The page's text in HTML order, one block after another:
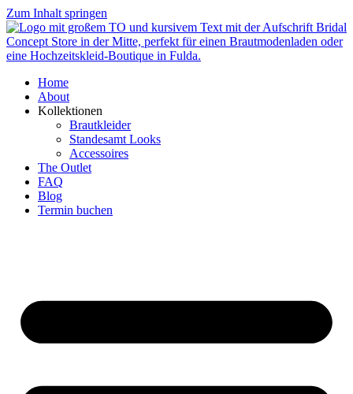
Zum Inhalt springen
Home
About
Kollektionen
Brautkleider
Standesamt Looks
Accessoires
The Outlet
FAQ
Blog
Termin buchen